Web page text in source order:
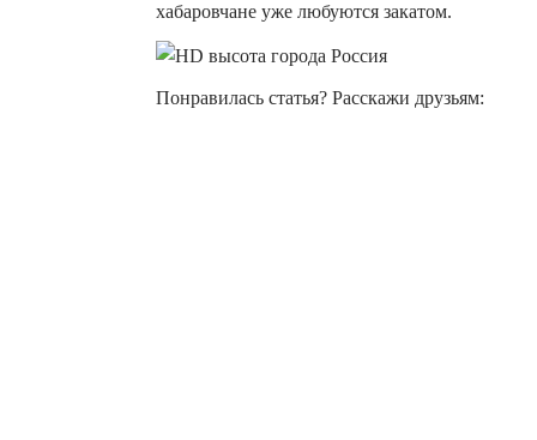
хабаровчане уже любуются закатом.
Понравилась статья? Расскажи друзьям: